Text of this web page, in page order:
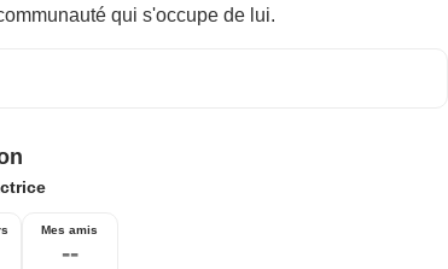
qui s'occupe de lui.
Mes amis
--